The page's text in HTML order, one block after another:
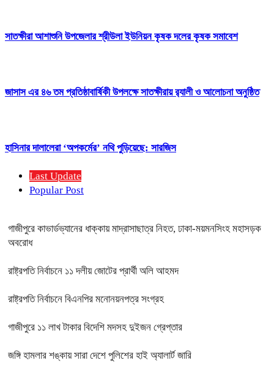
সাতক্ষীরা আশাশুনি উপজেলার শ্রীউলা ইউনিয়ন কৃষক দলের কৃষক সমাবেশ
জাসাস এর ৪৬ তম প্রতিষ্ঠাবার্ষিকী উপলক্ষে সাতক্ষীরায় র‍্যালী ও আলোচনা অনুষ্ঠিত
হাসিনার দালালেরা ‘অপকর্মের’ নথি পুড়িয়েছে: সারজিস
Last Update
Popular Post
গাজীপুরে কাভার্ডভ্যানের ধাক্কায় মাদ্রাসাছাত্র নিহত, ঢাকা-ময়মনসিংহ মহাসড়ক
অবরোধ
রাষ্ট্রপতি নির্বাচনে ১১ দলীয় জোটের প্রার্থী অলি আহমদ
রাষ্ট্রপতি নির্বাচনে বিএনপির মনোনয়নপত্র সংগ্রহ
গাজীপুরে ১১ লাখ টাকার বিদেশি মদসহ দুইজন গ্রেপ্তার
জঙ্গি হামলার শঙ্কায় সারা দেশে পুলিশের হাই অ্যালার্ট জারি